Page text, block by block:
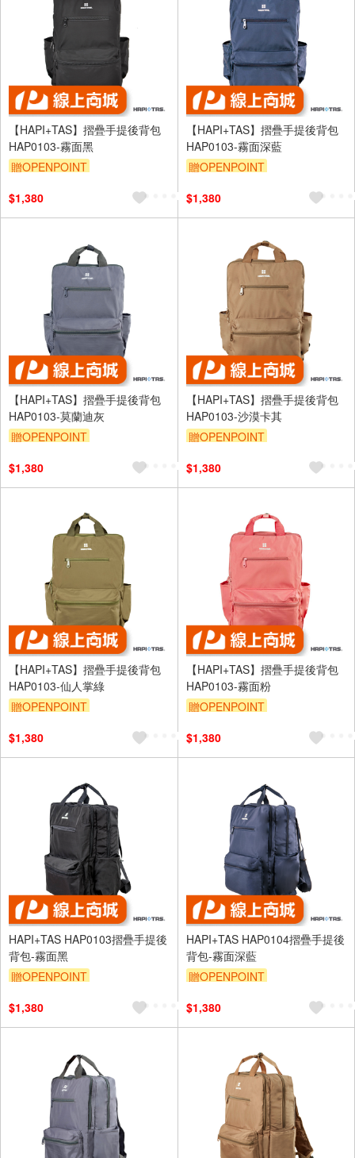
【HAPI+TAS】摺疊手提後背包
HAP0103-霧面黑
贈OPENPOINT
$1,380
【HAPI+TAS】摺疊手提後背包
HAP0103-霧面深藍
贈OPENPOINT
$1,380
【HAPI+TAS】摺疊手提後背包
HAP0103-莫蘭迪灰
贈OPENPOINT
$1,380
【HAPI+TAS】摺疊手提後背包
HAP0103-沙漠卡其
贈OPENPOINT
$1,380
【HAPI+TAS】摺疊手提後背包
HAP0103-仙人掌綠
贈OPENPOINT
$1,380
【HAPI+TAS】摺疊手提後背包
HAP0103-霧面粉
贈OPENPOINT
$1,380
HAPI+TAS HAP0103摺疊手提後
背包-霧面黑
贈OPENPOINT
$1,380
HAPI+TAS HAP0104摺疊手提後
背包-霧面深藍
贈OPENPOINT
$1,380